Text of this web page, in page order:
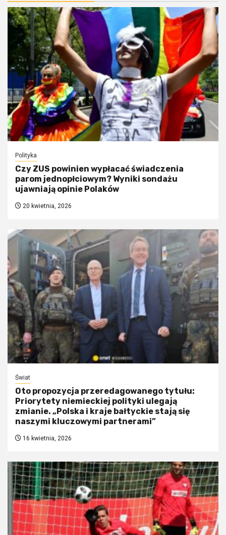
Polityka
Czy ZUS powinien wypłacać świadczenia
parom jednopłciowym? Wyniki sondażu
ujawniają opinie Polaków
20 kwietnia, 2026
Świat
Oto propozycja przeredagowanego tytułu:
Priorytety niemieckiej polityki ulegają
zmianie. „Polska i kraje bałtyckie stają się
naszymi kluczowymi partnerami”
16 kwietnia, 2026